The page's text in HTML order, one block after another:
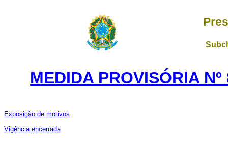
MEDIDA PROVISÓRIA
Exposição de motivos
Vigência encerrada